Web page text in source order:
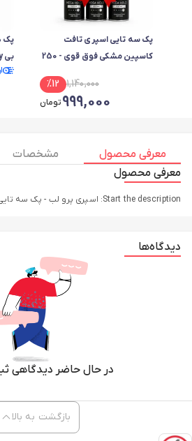
پک سه تایی اسپری تافت
کاسپین مشکی فوق قوی - 250
1,140,000
%12
999,000تومان
پک
بی Feybey
معرفی محصول مشخصات
معرفی محصول
Start the description: اسپری پرو لب - پک سه تایی با اسپری پرو لب،
دیدگاه‌ها
در حال حاضر دیدگاهی
بازگشت به بالا